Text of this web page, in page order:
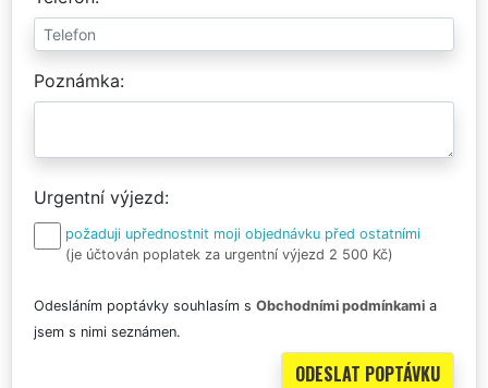
Poznámka
Urgentní výjezd
požaduji upřednostnit moji objednávku před ostatními
(je účtován poplatek za urgentní výjezd 2 500 Kč)
Odesláním poptávky souhlasím s Obchodními podmínkami a
jsem s nimi seznámen.